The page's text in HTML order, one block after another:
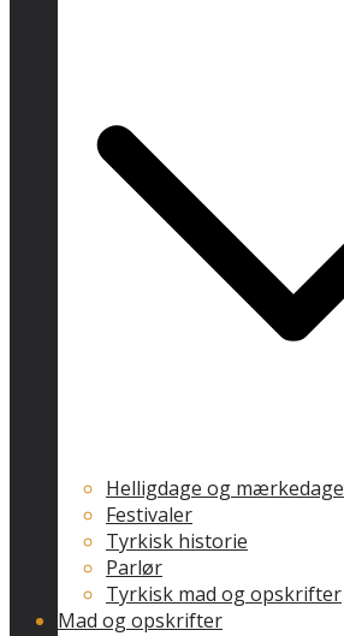
Helligdage og mærkedage
Festivaler
Tyrkisk historie
Parlør
Tyrkisk mad og opskrifter
Mad og opskrifter